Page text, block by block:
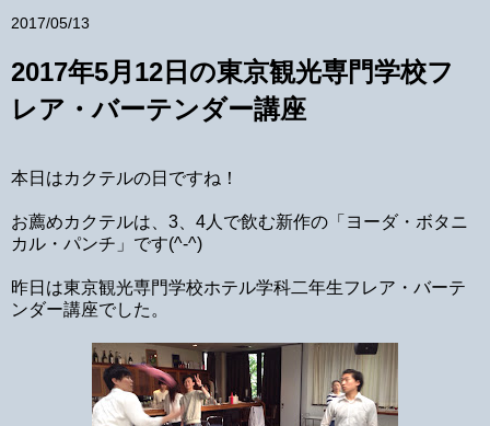
2017/05/13
2017年5月12日の東京観光専門学校フ
レア・バーテンダー講座
本日はカクテルの日ですね！
お薦めカクテルは、3、4人で飲む新作の「ヨーダ・ボタニ
カル・パンチ」です(^-^)
昨日は東京観光専門学校ホテル学科二年生フレア・バーテ
ンダー講座でした。